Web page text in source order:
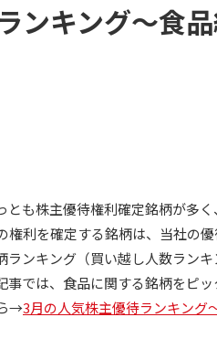
ンキング～食
とも株主優待権利確定銘柄が多く
権利を確定する銘柄は、当社の
ランキング（買い越し人数ラン
事では、食品に関する銘柄をピッ
→3月の人気株主優待ランキング